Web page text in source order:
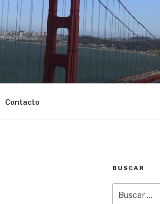
Contacto
BUSCAR
por: